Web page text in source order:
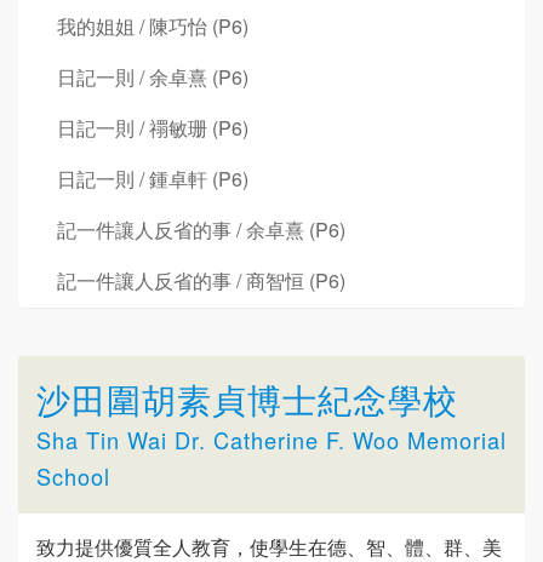
我的姐姐 / 陳巧怡 (P6)
日記一則 / 余卓熹 (P6)
日記一則 / 禤敏珊 (P6)
日記一則 / 鍾卓軒 (P6)
記一件讓人反省的事 / 余卓熹 (P6)
記一件讓人反省的事 / 商智恒 (P6)
沙田圍胡素貞博士紀念學校
Sha Tin Wai Dr. Catherine F. Woo Memorial
School
致力提供優質全人教育，使學生在德、智、體、群、美